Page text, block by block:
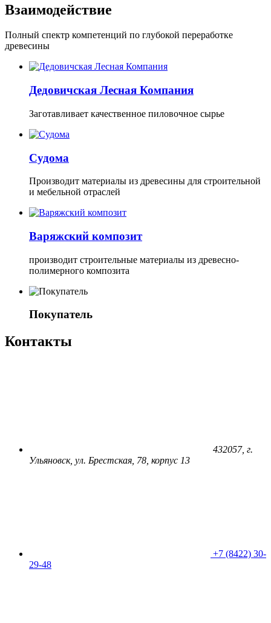
Взаимодействие
Полный спектр компетенций по глубокой переработке
древесины
Дедовичская Лесная Компания
Заготавливает качественное пиловочное сырье
Судома
Производит материалы из древесины для строительной
и мебельной отраслей
Варяжский композит
производит строительные материалы из древесно-
полимерного композита
Покупатель
Контакты
432057, г.
Ульяновск, ул. Брестская, 78, корпус 13
+7 (8422) 30-
29-48